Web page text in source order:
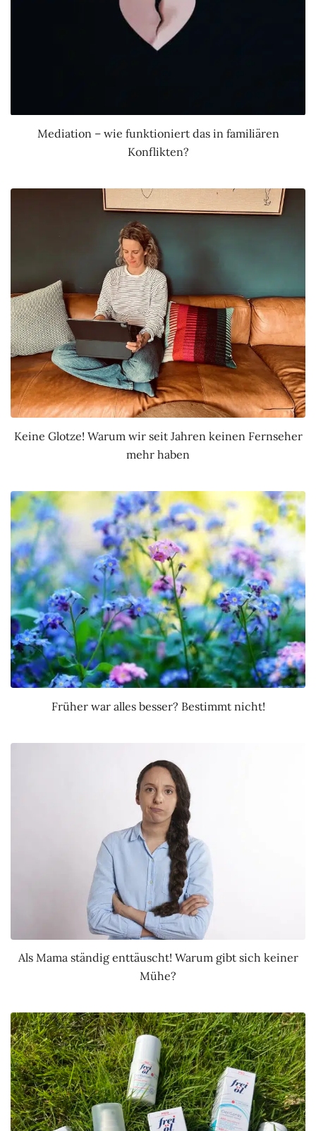
Mediation – wie funktioniert das in familiären
Konflikten?
Keine Glotze! Warum wir seit Jahren keinen Fernseher
mehr haben
Früher war alles besser? Bestimmt nicht!
Als Mama ständig enttäuscht! Warum gibt sich keiner
Mühe?